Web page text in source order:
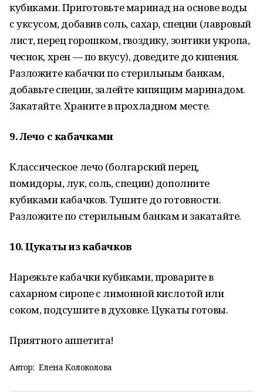
кубиками. Приготовьте маринад на основе воды
с уксусом, добавив соль, сахар, специи (лавровый
лист, перец горошком, гвоздику, зонтики укропа,
чеснок, хрен — по вкусу), доведите до кипения.
Разложите кабачки по стерильным банкам,
добавьте специи, залейте кипящим маринадом.
Закатайте. Храните в прохладном месте.
9. Лечо с кабачками
Классическое лечо (болгарский перец,
помидоры, лук, соль, специи) дополните
кубиками кабачков. Тушите до готовности.
Разложите по стерильным банкам и закатайте.
10. Цукаты из кабачков
Нарежьте кабачки кубиками, проварите в
сахарном сиропе с лимонной кислотой или
соком, подсушите в духовке. Цукаты готовы.
Приятного аппетита!
Автор: Елена Колоколова